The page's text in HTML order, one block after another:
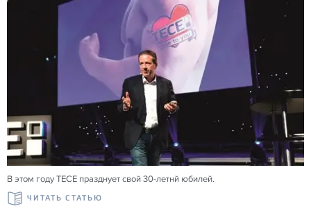
В этом году ТЕСЕ празднует свой 30-летнй юбилей.
ЧИТАТЬ СТАТЬЮ